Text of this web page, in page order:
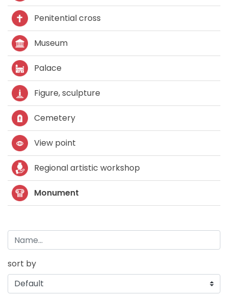
Penitential cross
Museum
Palace
Figure, sculpture
Cemetery
View point
Regional artistic workshop
Monument
sort by